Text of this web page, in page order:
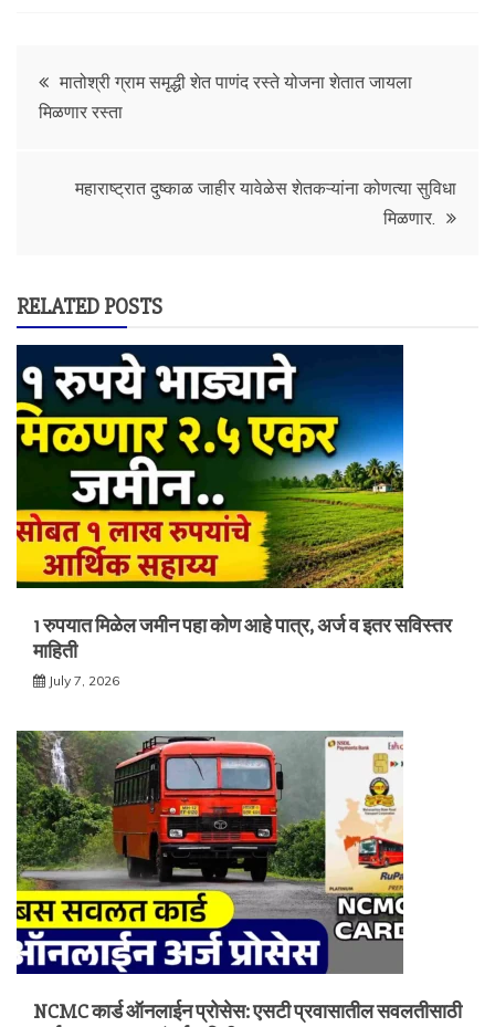
Postमातोश्री ग्राम समृद्धी शेत पाणंद रस्ते योजना शेतात जायला
मिळणार रस्ता
महाराष्ट्रात दुष्काळ जाहीर यावेळेस शेतकऱ्यांना कोणत्या सुविधा
मिळणार.
RELATED POSTS
1 रुपयात मिळेल जमीन पहा कोण आहे पात्र, अर्ज व इतर सविस्तर
माहिती
July 7, 2026
NCMC कार्ड ऑनलाईन प्रोसेस: एसटी प्रवासातील सवलतीसाठी